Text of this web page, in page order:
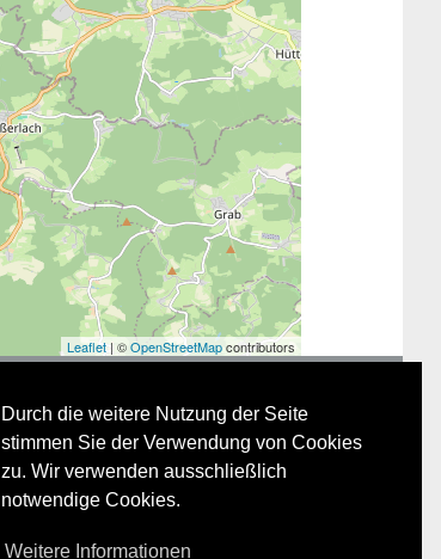
Durch die weitere Nutzung der Seite
stimmen Sie der Verwendung von Cookies
zu. Wir verwenden ausschließlich
notwendige Cookies.
Weitere Informationen
Leaflet| ©OpenStreetMapcontributors
Glossar
Datenschutz